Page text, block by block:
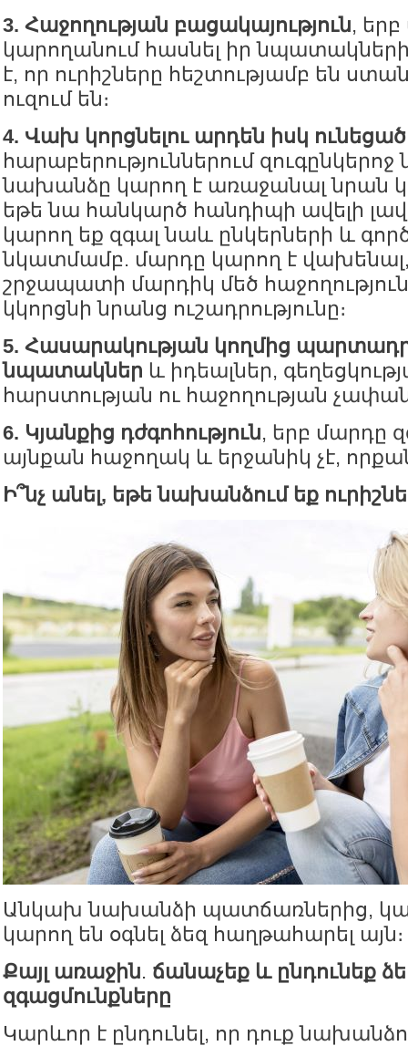
3. Հաջողության բացակայություն,
կարողանում հասնել իր
է, որ ուրիշները հեշտությամբ են
ուզում են։
4. Վախ կորցնելու արդեն իսկ
հարաբերություններում
նախանձը կարող է առաջանալ նրան
եթե նա հանկարծ հանդիպի ավելի լավ
կարող եք զգալ նաև ընկերների և
նկատմամբ. մարդը կարող է
շրջապատի մարդիկ մեծ
կկորցնի նրանց ուշադրությունը։
5. Հասարակության կողմից
նպատակներ և իդեալներ,
հարստության ու հաջողության
6. Կյանքից դժգոհություն, երբ մարդը
այնքան հաջողակ և երջանիկ չէ, որքան
Ի՞նչ անել, եթե նախանձում եք
Անկախ նախանձի պատճառներից, կան
կարող են օգնել ձեզ հաղթահարել այն։
Քայլ առաջին. ճանաչեք և ընդունեք
զգացմունքները
Կարևոր է ընդունել, որ դուք